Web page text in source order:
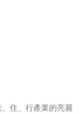
住、行產業的亮麗